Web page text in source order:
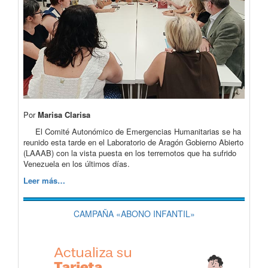
PorMarisa Clarisa
El Comité Autonómico de Emergencias Humanitarias se ha
reunido esta tarde en el Laboratorio de Aragón Gobierno Abierto
(LAAAB) con la vista puesta en los terremotos que ha sufrido
Venezuela en los últimos días.
Leer más…
CAMPAÑA «ABONO INFANTIL»